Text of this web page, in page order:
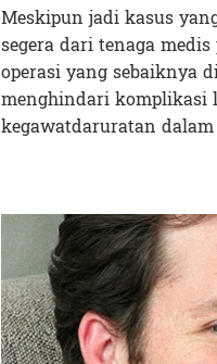
Meskipun jadi kasus
segera dari tenaga
operasi yang sebaiknya
menghindari komplikasi
kegawatdaruratan